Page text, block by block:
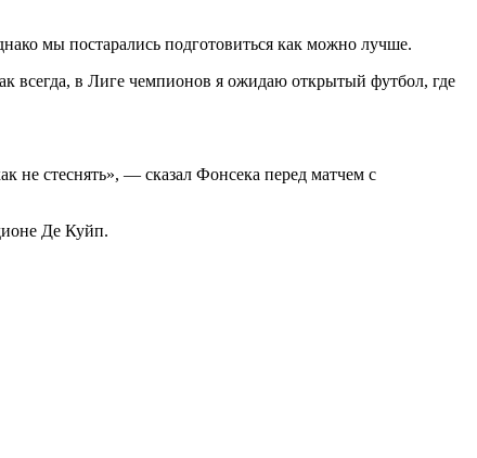
мы постарались подготовиться как можно лучше.
всегда, в Лиге чемпионов я ожидаю открытый футбол, где
не стеснять», — сказал Фонсека перед матчем с
Де Куйп.